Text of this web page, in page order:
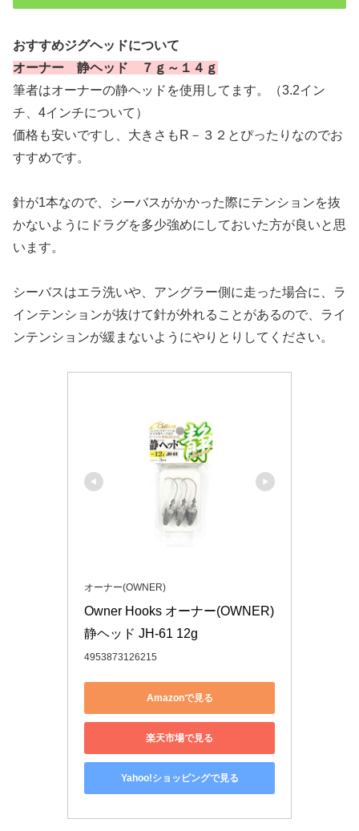
おすすめジグヘッドについて
オーナー 静ヘッド ７ｇ～１４ｇ
筆者はオーナーの静ヘッドを使用してます。（3.2イン
チ、4インチについて）
価格も安いですし、大きさもR－３２とぴったりなのでお
すすめです。
針が1本なので、シーバスがかかった際にテンションを抜
かないようにドラグを多少強めにしておいた方が良いと思
います。
シーバスはエラ洗いや、アングラー側に走った場合に、ラ
インテンションが抜けて針が外れることがあるので、ライ
ンテンションが緩まないようにやりとりしてください。
オーナー(OWNER)
Owner Hooks オーナー(OWNER)
静ヘッド JH-61 12g
4953873126215
Amazonで見る
楽天市場で見る
Yahoo!ショッピングで見る